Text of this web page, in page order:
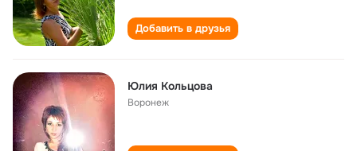
Добавить в друзья
Юлия Кольцова
Воронеж